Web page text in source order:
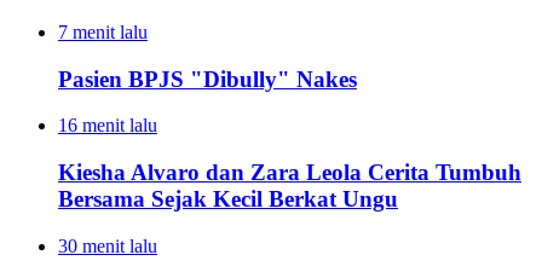
7 menit lalu
Pasien BPJS "Dibully" Nakes
16 menit lalu
Kiesha Alvaro dan Zara Leola Cerita Tumbuh
Bersama Sejak Kecil Berkat Ungu
30 menit lalu